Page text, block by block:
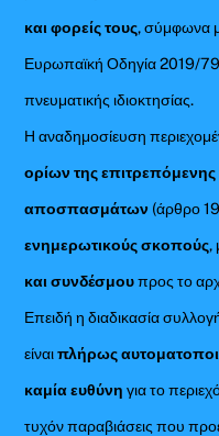
και φορείς τους, σύμφωνα
Ευρωπαϊκή Οδηγία 2019/
πνευματικής ιδιοκτησίας.
Η αναδημοσίευση
ορίων της
αποσπασμάτων (άρθρο
ενημερωτικούς σκοπούς,
και συνδέσμουπρος το
Επειδή η διαδικασία
είναιπλήρως
καμία ευθύνη για το
τυχόν παραβιάσεις που